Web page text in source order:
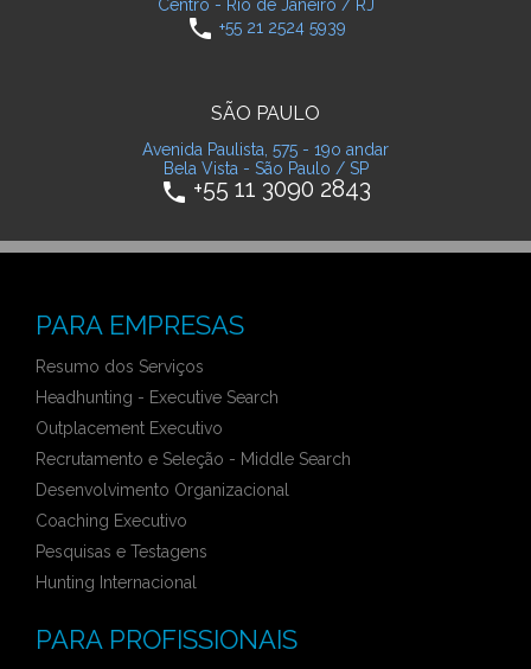
Centro - Rio de Janeiro / RJ
phone +55 21 2524 5939
SÃO PAULO
Avenida Paulista, 575 - 19o andar
Bela Vista - São Paulo / SP
phone +55 11 3090 2843
PARA EMPRESAS
Resumo dos Serviços
Headhunting - Executive Search
Outplacement Executivo
Recrutamento e Seleção - Middle Search
Desenvolvimento Organizacional
Coaching Executivo
Pesquisas e Testagens
Hunting Internacional
PARA PROFISSIONAIS